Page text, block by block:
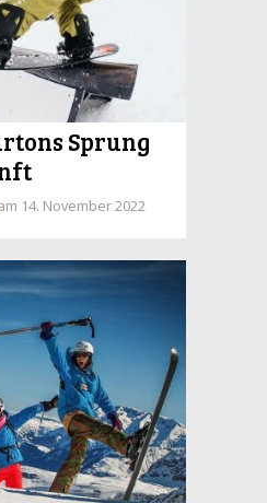
Sprung
am 14. November 2022